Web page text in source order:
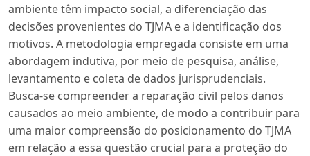
ambiente têm impacto social, a diferenciação das
decisões provenientes do TJMA e a identificação dos
motivos. A metodologia empregada consiste em uma
abordagem indutiva, por meio de pesquisa, análise,
levantamento e coleta de dados jurisprudenciais.
Busca-se compreender a reparação civil pelos danos
causados ao meio ambiente, de modo a contribuir para
uma maior compreensão do posicionamento do TJMA
em relação a essa questão crucial para a proteção do